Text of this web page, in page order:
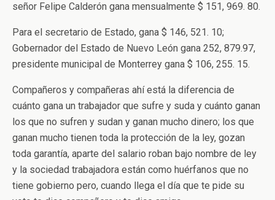
señor Felipe Calderón gana mensualmente $ 151, 969. 80.
Para el secretario de Estado, gana $ 146, 521. 10;
Gobernador del Estado de Nuevo León gana 252, 879.97,
presidente municipal de Monterrey gana $ 106, 255. 15.
Compañeros y compañeras ahí está la diferencia de
cuánto gana un trabajador que sufre y suda y cuánto ganan
los que no sufren y sudan y ganan mucho dinero; los que
ganan mucho tienen toda la protección de la ley, gozan
toda garantía, aparte del salario roban bajo nombre de ley
y la sociedad trabajadora están como huérfanos que no
tiene gobierno pero, cuando llega el día que te pide su